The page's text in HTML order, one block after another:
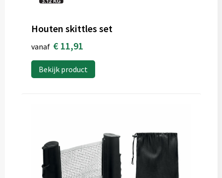
Houten skittles set
vanaf € 11,91
Bekijk product